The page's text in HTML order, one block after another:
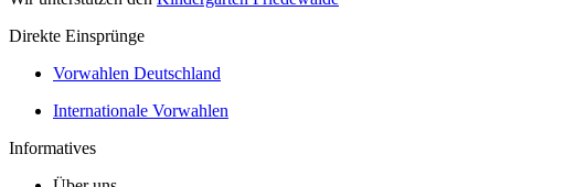
Direkte Einsprünge
Vorwahlen Deutschland
Internationale Vorwahlen
Informatives